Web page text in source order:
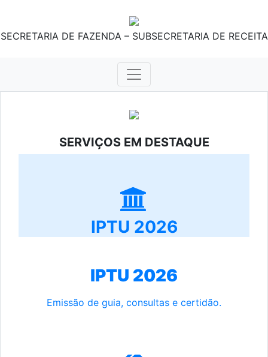
SECRETARIA DE FAZENDA – SUBSECRETARIA DE RECEITA
SERVIÇOS EM DESTAQUE
IPTU 2026
IPTU 2026
Emissão de guia, consultas e certidão.